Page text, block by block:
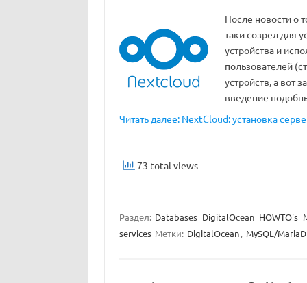
После новости о
таки созрел для
устройства и
пользователей
устройств, а вот
введение
Читать далее: NextCloud: установка
73 total views
Раздел: Databases DigitalOcean HOWTO's
services Метки: DigitalOcean, MySQL/